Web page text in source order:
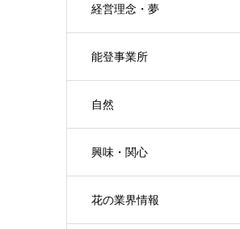
経営理念・夢
能登事業所
自然
興味・関心
花の業界情報